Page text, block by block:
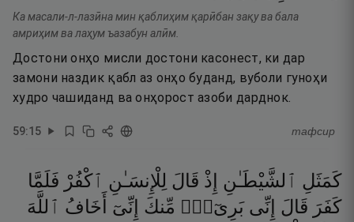
Ка масали-л-лазӣна мин қаблиҳим қарӣбан зақу ва бала
амриҳим ва лаҳум ъазабун алӣм.
Достони онҳо мисли достони касонест, ки дар
замони наздик қабл аз онҳо буданд, вуболи гуноҳи
худро чашиданд ва онҳорост азоби дарднок.
59:15 тафсир
كَمَثَلِ ٱلشَّيْطَـٰنِ إِذْ قَالَ لِلْإِنسَـٰنِ ٱكْفُرْ فَلَمَّا
كَفَرَ قَالَ إِنِّى بَرِىٓءٌۭ مِّنكَ إِنِّىٓ أَخَافُ ٱللَّهَ